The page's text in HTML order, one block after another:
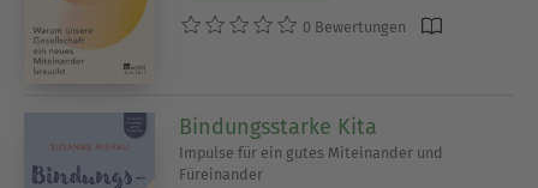
0 Bewertungen
Bindungsstarke Kita
Impulse für ein gutes Miteinander und
Füreinander